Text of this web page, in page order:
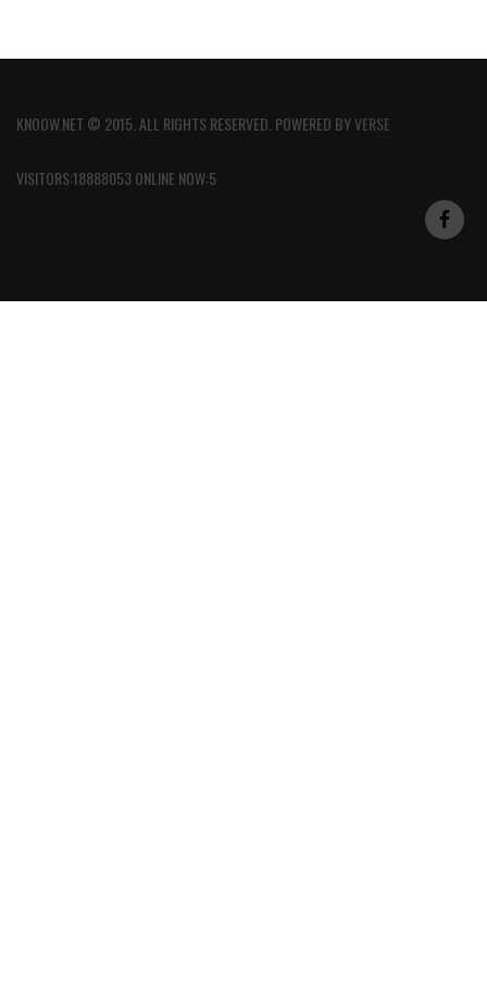
KNOOW.NET © 2015. ALL RIGHTS RESERVED. POWERED BYVERSE
VISITORS:18888053 ONLINE NOW:5